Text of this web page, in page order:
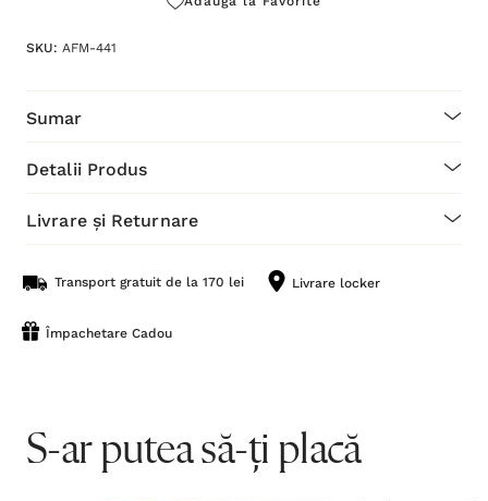
SKU: AFM-441
Sumar
Detalii Produs
Livrare și Returnare
Transport gratuit de la 170 lei Livrare locker
Împachetare Cadou
S-ar putea să-ți placă